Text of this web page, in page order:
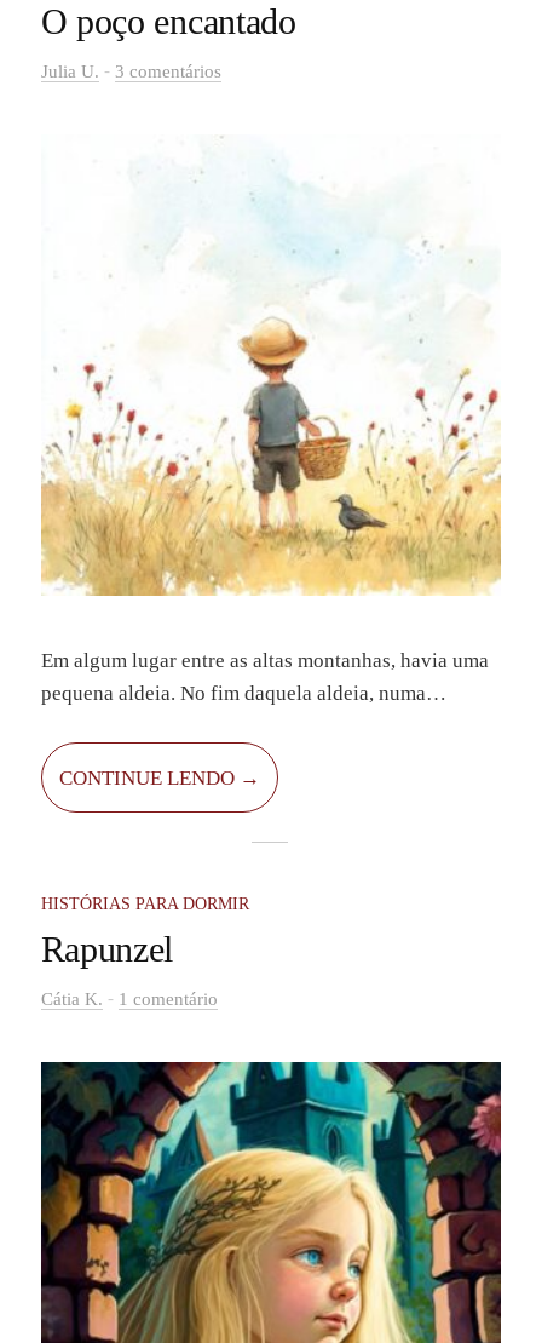
O poço encantado
Julia U. - 3 comentários
Em algum lugar entre as altas montanhas, havia uma
pequena aldeia. No fim daquela aldeia, numa
João, com sua mãe. A mamãe já estava adoecendo,
mas mesmo assim se esforçava como podia. A família
CONTINUE LENDO →
HISTÓRIAS PARA DORMIR
Rapunzel
Cátia K. - 1 comentário